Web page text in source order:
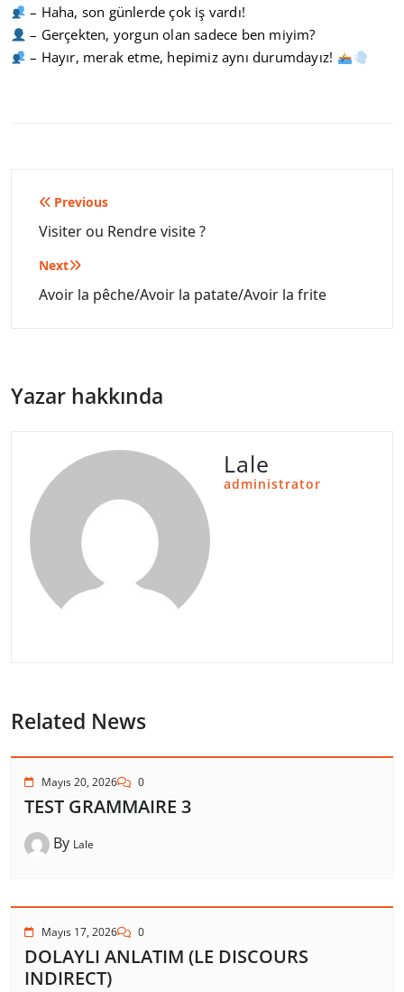
– Haha, son günlerde çok iş vardı!
– Gerçekten, yorgun olan sadece ben miyim?
– Hayır, merak etme, hepimiz aynı durumdayız!
Yazı
gezinmesi
Previous
Visiter ou Rendre visite ?
Next
Avoir la pêche/Avoir la patate/Avoir la frite
Yazar hakkında
Lale
administrator
Related News
Mayıs 20, 2026 0
TEST GRAMMAIRE 3
By Lale
Mayıs 17, 2026 0
DOLAYLI ANLATIM (LE DISCOURS
INDIRECT)